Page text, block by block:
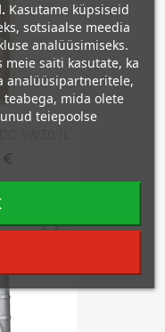
5W30 1L
favorite_border
Kasutame küpsiseid
sotsiaalse meedia
analüüsimiseks.
meie saiti kasutate, ka
analüüsipartneritele,
mida olete
teiepoolse